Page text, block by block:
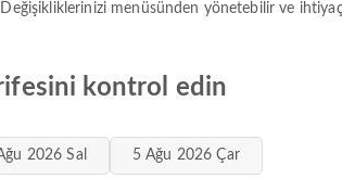
menüsünden yönetebilir ve
kontrol edin
2026 Sal 5 Ağu 2026 Çar